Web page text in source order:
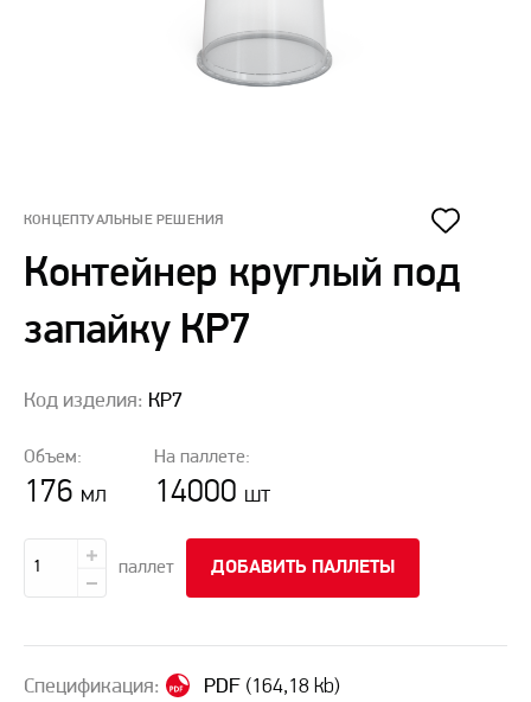
КОНЦЕПТУАЛЬНЫЕ РЕШЕНИЯ
Контейнер круглый под
запайку КР7
Код изделия: КР7
Объем:
176 мл
На паллете:
14000 шт
паллет ДОБАВИТЬ ПАЛЛЕТЫ
Спецификация: PDF (164,18 kb)